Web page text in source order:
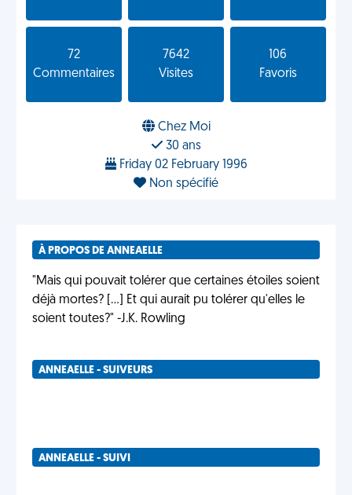
72
Commentaires
7642
Visites
106
Favoris
Chez Moi
30 ans
Friday 02 February 1996
Non spécifié
À PROPOS DE ANNEAELLE
"Mais qui pouvait tolérer que certaines étoiles soient
déjà mortes? [...] Et qui aurait pu tolérer qu'elles le
soient toutes?" -J.K. Rowling
ANNEAELLE - SUIVEURS
ANNEAELLE - SUIVI